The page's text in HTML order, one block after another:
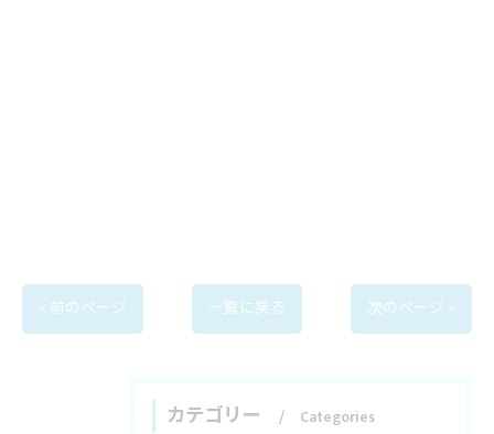
< 前のページ 一覧に戻る 次のページ >
カテゴリー Categories